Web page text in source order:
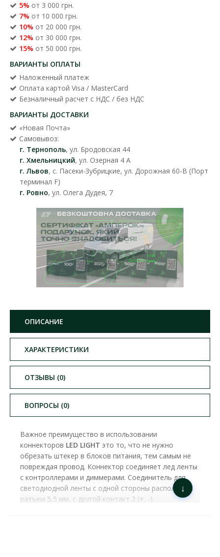
5% от 3 000 грн.
7% от 10 000 грн.
10% от 20 000 грн.
12% от 30 000 грн.
15% от 50 000 грн.
ВАРИАНТЫ ОПЛАТЫ
Наложенный платеж
Оплата картой Visa / MasterCard
Безналичный расчет с НДС / без НДС
ВАРИАНТЫ ДОСТАВКИ
«Новая Почта»
Самовывоз:
г. Тернополь, ул. Бродовская 44
г. Хмельницкий, ул. Озерная 4 А
г. Львов, с. Пасеки-Зубрицкие, ул. Дорожная 60-В (Порт
терминал F)
г. Ровно, ул. Олега Дудея, 7
ОПИСАНИЕ
ХАРАКТЕРИСТИКИ
ОТЗЫВЫ (0)
ВОПРОСЫ (0)
Важное преимущество в использовании
коннекторов LED LIGHT это то, что не нужно
обрезать штекер в блоков питания, тем самым не
повреждая провод. Коннектор соединяет лед ленты
с контроллерами и диммерами. Соединитель для
светодиодной ленты с одной стороны расположен
разъем 5,5 мм, с другой контакт 2 (+, -).
↓